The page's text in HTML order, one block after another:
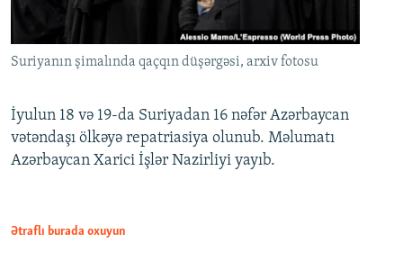
Suriyanın şimalında qaçqın düşərgəsi, arxiv fotosu
İyulun 18 və 19-da Suriyadan 16 nəfər Azərbaycan
vətəndaşı ölkəyə repatriasiya olunub. Məlumatı
Azərbaycan Xarici İşlər Nazirliyi yayıb.
Ətraflı burada oxuyun